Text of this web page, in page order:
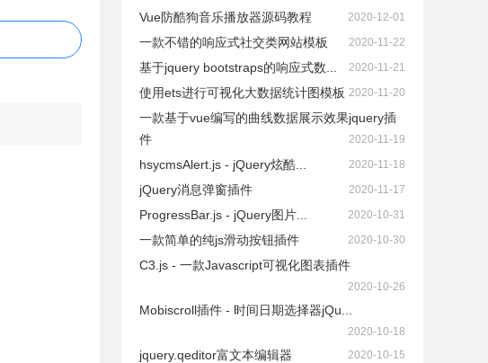
Vue防酷狗音乐播放器源码教程 2020-12-01
一款不错的响应式社交类网站模板 2020-11-22
基于jquery bootstraps的响应式数... 2020-11-21
使用ets进行可视化大数据统计图模板 2020-11-20
一款基于vue编写的曲线数据展示效果jquery插
件
2020-11-19
hsycmsAlert.js - jQuery炫酷... 2020-11-18
jQuery消息弹窗插件 2020-11-17
ProgressBar.js - jQuery图片... 2020-10-31
一款简单的纯js滑动按钮插件 2020-10-30
C3.js - 一款Javascript可视化图表插件
2020-10-26
Mobiscroll插件 - 时间日期选择器jQu...
2020-10-18
jquery.qeditor富文本编辑器 2020-10-15